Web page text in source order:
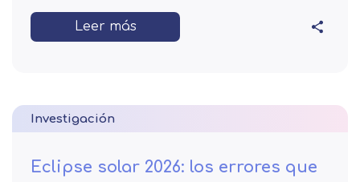
Leer más
Investigación
Eclipse solar 2026: los errores que